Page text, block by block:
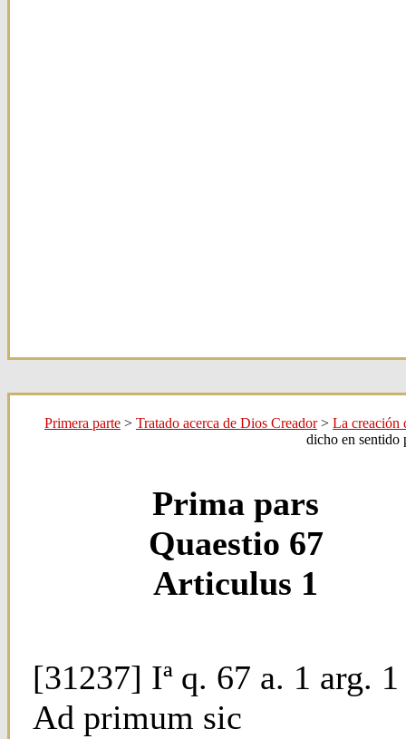
Primera parte > Tratado acerca de Dios Creador> La creación
dicho en sentido
Prima pars
Quaestio 67
Articulus 1
[31237] Iª q. 67 a. 1 arg. 1
Ad primum sic